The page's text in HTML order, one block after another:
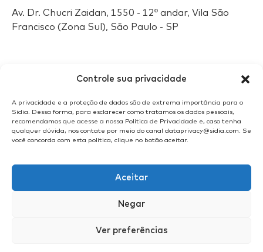
Controle sua privacidade
A privacidade e a proteção de dados são de extrema importância para o
Sidia. Dessa forma, para esclarecer como tratamos os dados pessoais,
recomendamos que acesse a nossa Política de Privacidade e, caso tenha
qualquer dúvida, nos contate por meio do canal dataprivacy@sidia.com. Se
você concorda com esta política, clique no botão aceitar.
Aceitar
Negar
Ver preferências
Av. Dr. Chucri Zaidan, 1550 - 12º andar, Vila São
Francisco (Zona Sul), São Paulo - SP